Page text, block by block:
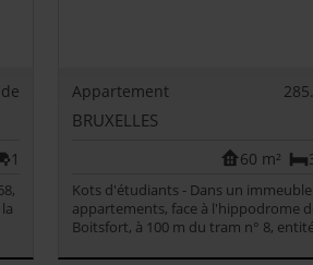
1
Appartement
BRUXELLES
60 m²
Kots d'étudiants - Dans un immeuble
appartements, face à l'hippodrome
Boitsfort, à 100 m du tram n° 8,